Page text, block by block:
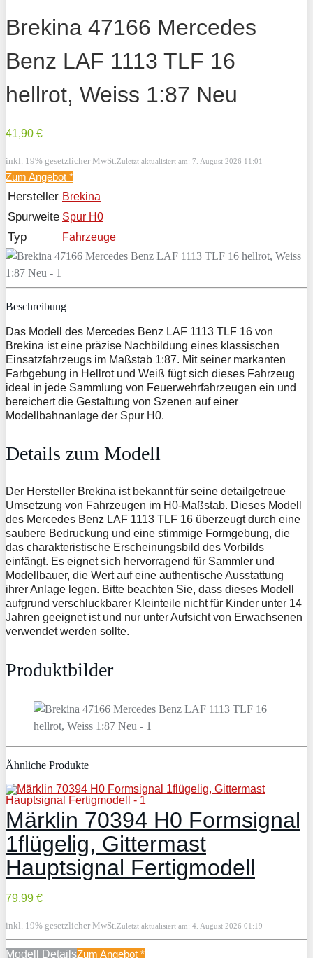
Brekina 47166 Mercedes
Benz LAF 1113 TLF 16
hellrot, Weiss 1:87 Neu
41,90 €
inkl. 19% gesetzlicher MwSt. Zuletzt aktualisiert am: 7. August 2026 11:01
Zum Angebot *
Hersteller Brekina
Spurweite Spur H0
Typ Fahrzeuge
Beschreibung
Das Modell des Mercedes Benz LAF 1113 TLF 16 von
Brekina ist eine präzise Nachbildung eines klassischen
Einsatzfahrzeugs im Maßstab 1:87. Mit seiner markanten
Farbgebung in Hellrot und Weiß fügt sich dieses Fahrzeug
ideal in jede Sammlung von Feuerwehrfahrzeugen ein und
bereichert die Gestaltung von Szenen auf einer
Modellbahnanlage der Spur H0.
Details zum Modell
Der Hersteller Brekina ist bekannt für seine detailgetreue
Umsetzung von Fahrzeugen im H0-Maßstab. Dieses Modell
des Mercedes Benz LAF 1113 TLF 16 überzeugt durch eine
saubere Bedruckung und eine stimmige Formgebung, die
das charakteristische Erscheinungsbild des Vorbilds
einfängt. Es eignet sich hervorragend für Sammler und
Modellbauer, die Wert auf eine authentische Ausstattung
ihrer Anlage legen. Bitte beachten Sie, dass dieses Modell
aufgrund verschluckbarer Kleinteile nicht für Kinder unter 14
Jahren geeignet ist und nur unter Aufsicht von Erwachsenen
verwendet werden sollte.
Produktbilder
Ähnliche Produkte
Märklin 70394 H0 Formsignal
1flügelig, Gittermast
Hauptsignal Fertigmodell
79,99 €
inkl. 19% gesetzlicher MwSt. Zuletzt aktualisiert am: 4. August 2026 01:19
Modell DetailsZum Angebot *